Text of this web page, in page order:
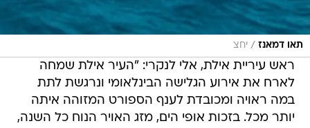
תאו דמאנז / יחצ
ראש עיריית אילת, אלי לנקרי: "העיר אילת שמחה
לארח את אירוע הגלישה הבינלאומי ונרגשת לתת
במה ראויה ומכובדת לענף הספורט המזוהה איתה
יותר מכל. בזכות אופי הים, מזג האויר הנוח כל השנה,